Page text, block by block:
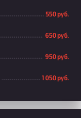
550 руб.
650 руб.
950 руб.
1 050 руб.